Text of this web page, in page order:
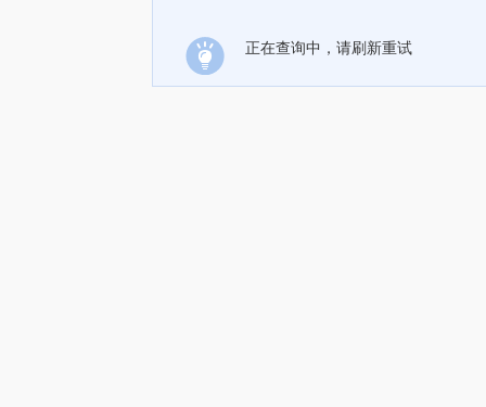
正在查询中，请刷新重试